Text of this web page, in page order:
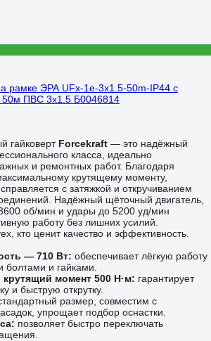
рамке ЭРА UFx-1e-3x1.5-50m-IP44 с
50м ПВС 3х1.5 Б0046814
гайковерт Forcekraft — это надёжный
класса, идеально
и ремонтных работ. Благодаря
крутящему моменту,
с затяжкой и откручиванием
Надёжный щёточный двигатель,
об/мин и удары до 5200 уд/мин
работу без лишних усилий.
кто ценит качество и эффективность.
— 710 Вт: обеспечивает лёгкую работу
болтами и гайками.
момент 500 Н·м: гарантирует
и быструю открутку.
размер, совместим с
упрощает подбор оснастки.
позволяет быстро переключать